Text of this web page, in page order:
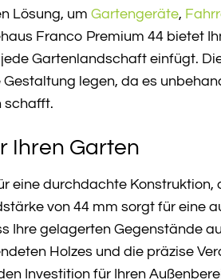
Lösung, um Gartengeräte,
Franco Premium 44 bietet
Gartenlandschaft einfügt.
legen, da es
schafft.
Ihren Garten
eine durchdachte
von 44 mm sorgt für eine
Ihre gelagerten Gegenstände
Holzes und die präzise
Investition für Ihren